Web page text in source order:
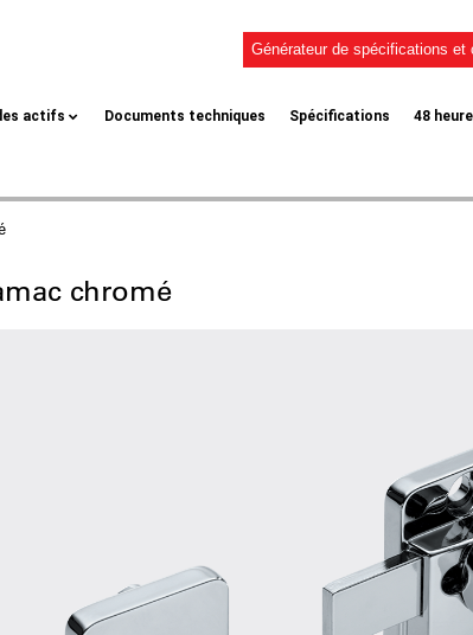
Générateur de spécifications et
actifs Documents techniques Spécifications 48
chromé